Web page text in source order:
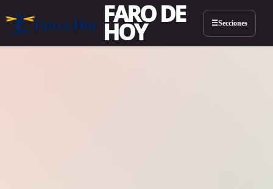
FARO DE
HOY ☰Secciones